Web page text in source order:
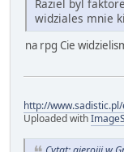
Raziel byl
widziales mnie
na rpg Cie
http://
Uploaded with